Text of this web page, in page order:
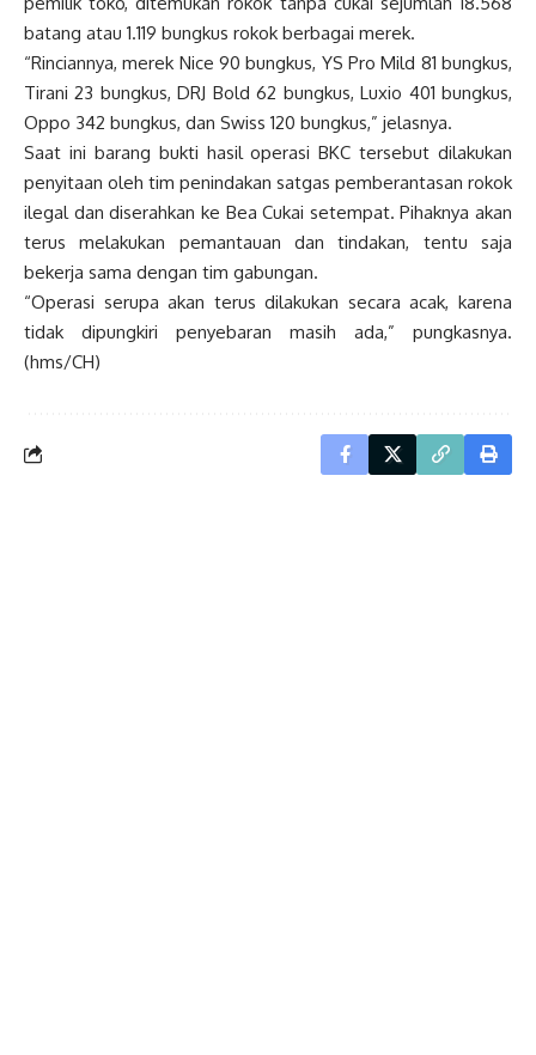
batang atau 1.119 bungkus rokok berbagai merek.
“Rinciannya, merek Nice 90 bungkus, YS Pro Mild 81 bungkus,
Tirani 23 bungkus, DRJ Bold 62 bungkus, Luxio 401 bungkus,
Oppo 342 bungkus, dan Swiss 120 bungkus,” jelasnya.
Saat ini barang bukti hasil operasi BKC tersebut dilakukan
penyitaan oleh tim penindakan satgas pemberantasan rokok
ilegal dan diserahkan ke Bea Cukai setempat. Pihaknya akan
terus melakukan pemantauan dan tindakan, tentu saja
bekerja sama dengan tim gabungan.
“Operasi serupa akan terus dilakukan secara acak, karena
tidak dipungkiri penyebaran masih ada,” pungkasnya.
(hms/CH)